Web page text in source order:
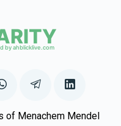
of Menachem Mendel